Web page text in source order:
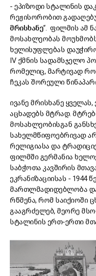
- ეპიზოდი სტალინის
რეჟისორობით
მრისხანე“. ფილმის ამ
მოსახლეობას
ხელისუფლებას
IV ქმნის სადამსჯელო
რომელიც, მარტივად
ჩეკას შორეული
ივანე მრისხანე
აცხადებს მტრად.
მოსახლეობისგან
სახელმწიფოებრივად
რელიგიასა და
ფილმში გერმანია
საბჭოთა კავშირის
ეკრანიზაციისას - 1944
მართლმადიდებლობა
რწმენა, რომ საიქიოში
გააგრძელებ, მეორე
სტალინის ერთ-ერთი